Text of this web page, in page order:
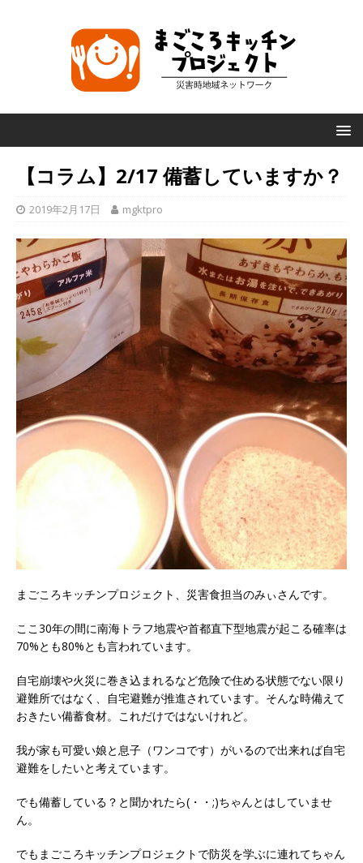
【コラム】2/17 備蓄していますか？
2019年2月17日 mgktpro
まごころキッチンプロジェクト、災害食担当のみぃさんです。
ここ30年の間に南海トラフ地震や首都直下型地震が起こる確率は
70%とも80%とも言われています。
自宅崩壊や火災に巻き込まれるなど危険で住める状態でない限り
避難所ではなく、自宅避難が推進されています。そんな時備えて
おきたい備蓄食材。これだけではないけれど。
我が家も可愛い娘と息子（ワンコです）がいるので出来れば自宅
避難をしたいと考えています。
でも備蓄している？と聞かれたら(・・;)ちゃんとはしていませ
ん。
でもまごころキッチンプロジェクトで防災を学ぶに連れてちゃん